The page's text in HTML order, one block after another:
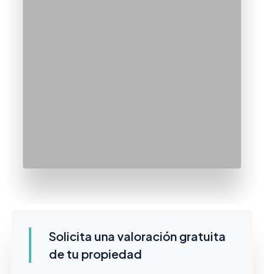
Solicita una valoración gratuita
de tu propiedad